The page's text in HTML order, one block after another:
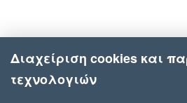
Διαχείριση cookies και
τεχνολογιών